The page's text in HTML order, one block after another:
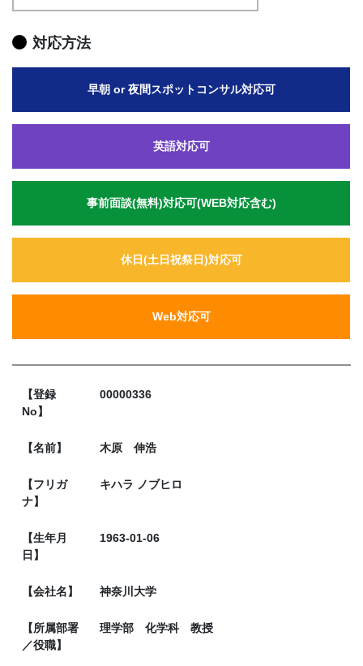
対応方法
早朝 or 夜間スポットコンサル対応可
英語対応可
事前面談(無料)対応可(WEB対応含む)
休日(土日祝祭日)対応可
Web対応可
【登録
No】
00000336
【名前】 木原 伸浩
【フリガ
ナ】
キハラ ノブヒロ
【生年月
日】
1963-01-06
【会社名】 神奈川大学
【所属部署
／役職】
理学部 化学科 教授